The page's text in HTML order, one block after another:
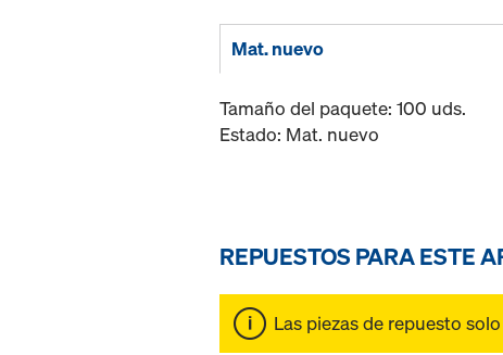
Mat. nuevo
Tamaño del paquete: 100 uds.
Estado: Mat. nuevo
REPUESTOS PARA ESTE
Las piezas de repuesto